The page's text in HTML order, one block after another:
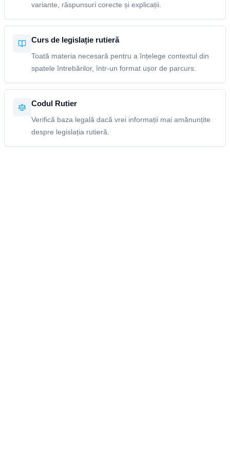
variante, răspunsuri corecte și explicații.
Curs de legislație rutieră
Toată materia necesară pentru a înțelege contextul din
spatele întrebărilor, într-un format ușor de parcurs.
Codul Rutier
Verifică baza legală dacă vrei informații mai amănunțite
despre legislația rutieră.